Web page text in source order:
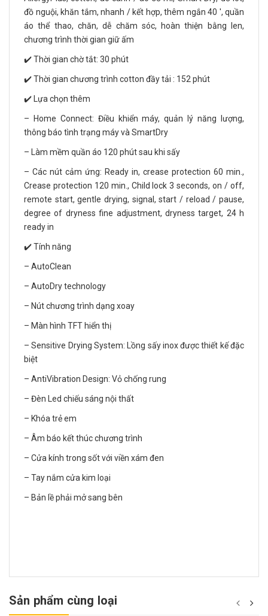
đồ nguội, khăn tắm, nhanh / kết hợp, thêm ngắn 40 ', quần
áo thể thao, chăn, dễ chăm sóc, hoàn thiện bằng len,
chương trình thời gian giữ ấm
✔️ Thời gian chờ tắt: 30 phút
✔️ Thời gian chương trình cotton đầy tải : 152 phút
✔️ Lựa chọn thêm
– Home Connect: Điều khiển máy, quản lý năng lượng,
thông báo tình trạng máy và SmartDry
– Làm mềm quần áo 120 phút sau khi sấy
– Các nút cảm ứng: Ready in, crease protection 60 min.,
Crease protection 120 min., Child lock 3 seconds, on / off,
remote start, gentle drying, signal, start / reload / pause,
degree of dryness fine adjustment, dryness target, 24 h
ready in
✔️ Tính năng
– AutoClean
– AutoDry technology
– Nút chương trình dạng xoay
– Màn hình TFT hiển thị
– Sensitive Drying System: Lồng sấy inox được thiết kế đặc
biệt
– AntiVibration Design: Vỏ chống rung
– Đèn Led chiếu sáng nội thất
– Khóa trẻ em
– Âm báo kết thúc chương trình
– Cửa kính trong sốt với viền xám đen
– Tay nắm cửa kim loại
– Bản lề phải mở sang bên
Sản phẩm cùng loại